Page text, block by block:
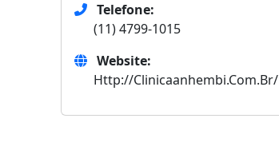
Telefone:
(11) 4799-1015
Website:
Http://Clinicaanhembi.Com.Br/